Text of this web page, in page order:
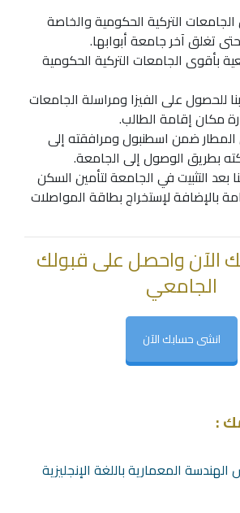
التركية الحكومية والخاصة
تغلق آخر جامعة أبوابها.
بأقوى الجامعات التركية الحكومية
للحصول على الفيزا ومراسلة الجامعات
مكان إقامة الطالب.
المطار ضمن اسطنبول ومرافقته إلى
بطريق الوصول إلى الجامعة.
بعد التثبيت في الجامعة لتأمين السكن
بالإضافة لإستخراج بطاقة المواصلات
الآن واحصل على قبولك
الجامعي
انشى حسابك الآن
:
المعمارية باللغة الإنجليزية